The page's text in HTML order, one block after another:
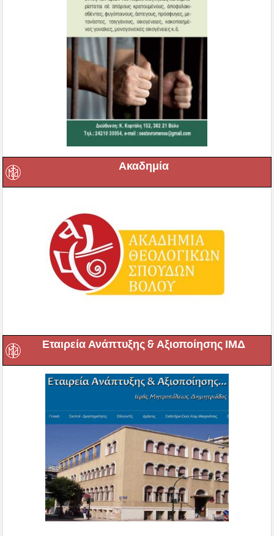
Ακαδημία
Εταιρεία Ανάπτυξης & Αξιοποίησης ΙΜΔ